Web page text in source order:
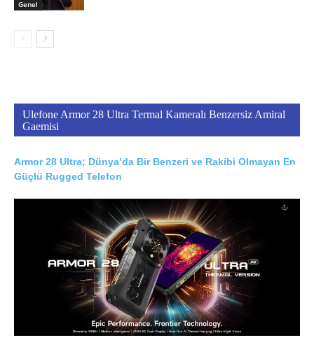
Genel
Ulefone Armor 28 Ultra Termal Kameralı Benzersiz Amiral
Gaemisi
Armor 28 Ultra; Dünya’da Bir Benzeri ve Rakibi Olmayan En
Güçlü Rugged Telefon